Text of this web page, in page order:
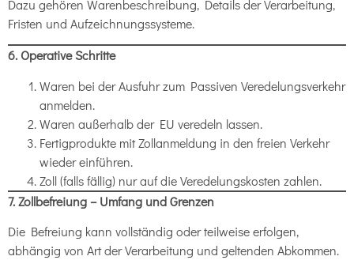
Dazu gehören Warenbeschreibung, Details der Verarbeitung,
Fristen und Aufzeichnungssysteme.
6. Operative Schritte
Waren bei der Ausfuhr zum Passiven Veredelungsverkehr
anmelden.
Waren außerhalb der EU veredeln lassen.
Fertigprodukte mit Zollanmeldung in den freien Verkehr
wieder einführen.
Zoll (falls fällig) nur auf die Veredelungskosten zahlen.
7. Zollbefreiung – Umfang und Grenzen
Die Befreiung kann vollständig oder teilweise erfolgen,
abhängig von Art der Verarbeitung und geltenden Abkommen.